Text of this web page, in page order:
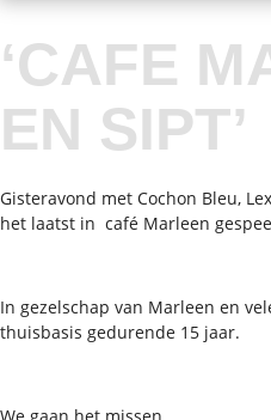
‘CAFE
EN SIPT’
Gisteravond met Cochon Bleu,
het laatst in café Marleen
In gezelschap van Marleen en
thuisbasis gedurende 15 jaar.